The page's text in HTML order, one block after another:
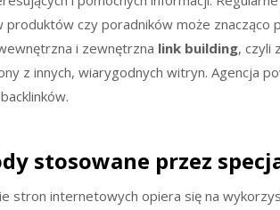
produktów czy poradników może znacząco
i zewnętrzna link building, czyli
z innych, wiarygodnych witryn. Agencja
stosowane przez
stron internetowych opiera się na